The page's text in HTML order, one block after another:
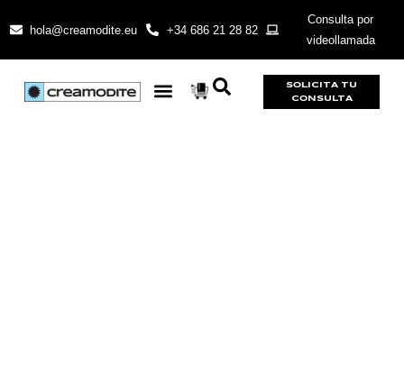
hola@creamodite.eu +34 686 21 28 82
Consulta por
videollamada
SOLICITA TU
CONSULTA